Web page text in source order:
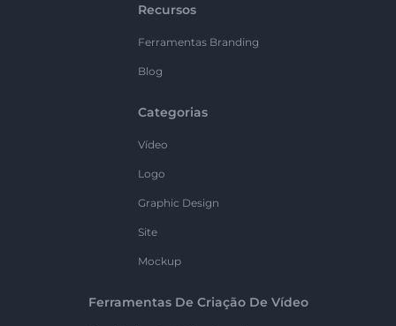
Recursos
Ferramentas Branding
Blog
Categorias
Vídeo
Logo
Graphic Design
Site
Mockup
Ferramentas De Criação De Vídeo